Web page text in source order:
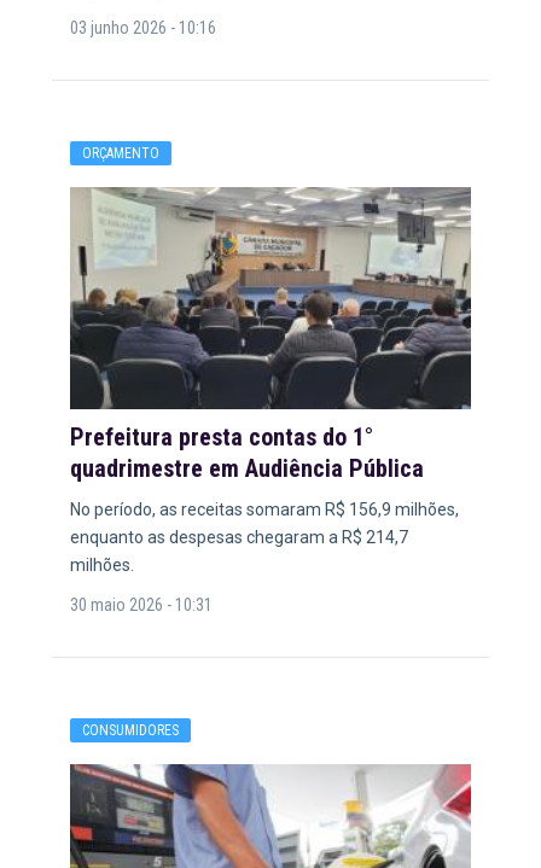
03 junho 2026 - 10:16
ORÇAMENTO
Prefeitura presta contas do 1°
quadrimestre em Audiência Pública
No período, as receitas somaram R$ 156,9 milhões,
enquanto as despesas chegaram a R$ 214,7
milhões.
30 maio 2026 - 10:31
CONSUMIDORES